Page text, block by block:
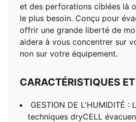
et des perforations ciblées là
le plus besoin. Conçu pour
offrir une grande liberté de
aidera à vous concentrer sur
non sur votre équipement.
CARACTÉRISTIQUES
GESTION DE L'HUMIDITÉ :
techniques dryCELL